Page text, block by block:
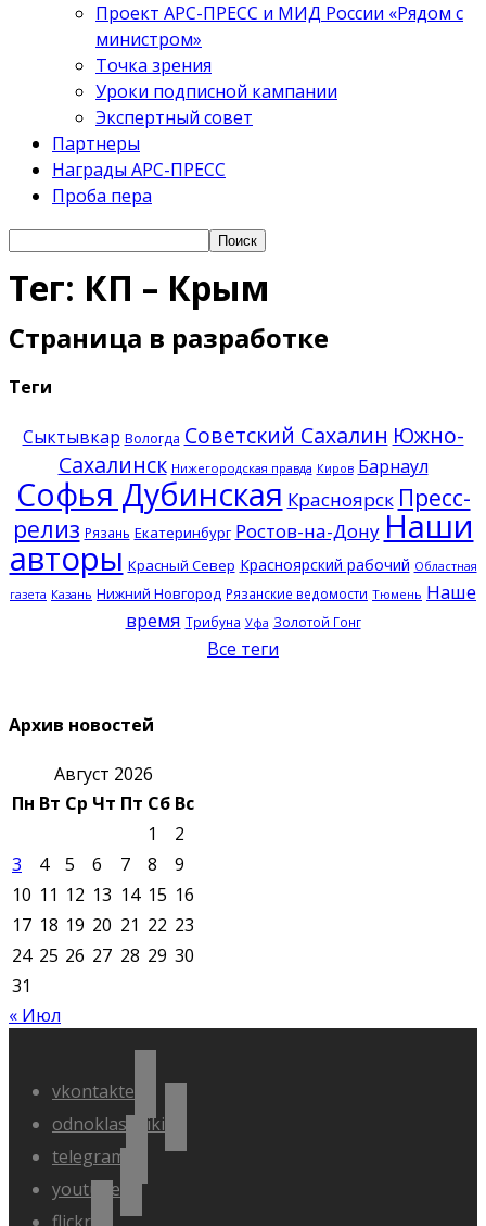
Проект АРС-ПРЕСС и МИД России «Рядом с
министром»
Точка зрения
Уроки подписной кампании
Экспертный совет
Партнеры
Награды АРС-ПРЕСС
Проба пера
Тег: КП – Крым
Страница в разработке
Теги
Сыктывкар Вологда Советский Сахалин Южно-
Сахалинск Нижегородская правда Киров Барнаул
Софья Дубинская Красноярск Пресс-
релиз Рязань Екатеринбург Ростов-на-Дону Наши
авторы Красный Север Красноярский рабочий Областная
газета Казань Нижний Новгород Рязанские ведомости Тюмень Наше
время Трибуна Уфа Золотой Гонг
Все теги
Архив новостей
Август 2026
Пн Вт Ср Чт Пт Сб Вс
1
2
3
4 5 6 7 8
9
10 11 12 13 14 15 16
17 18 19 20 21 22 23
24 25 26 27 28 29 30
31
« Июл
vkontakte
odnoklassniki
telegram
youtube